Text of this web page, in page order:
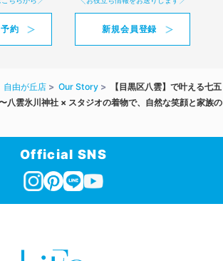
約 新規会員登録
自由が丘店 Our Story
【目黒区八雲】で叶える七五
八雲氷川神社 × スタジオの着物で、自然な笑顔と家族の
Official SNS